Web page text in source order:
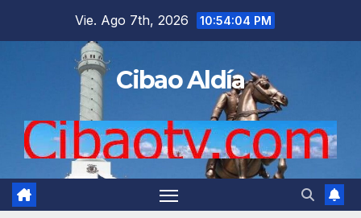
Vie. Ago 7th, 2026 10:54:05 PM
Cibao Aldía